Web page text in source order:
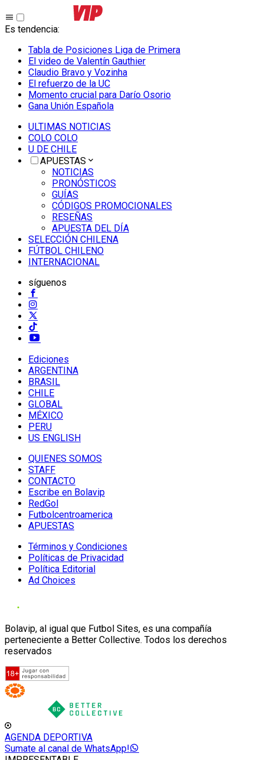
Es tendencia:
Tabla de Posiciones Liga de Primera
El video de Valentín Gauthier
Claudio Bravo y Vozinha
El refuerzo de la UC
Momento crucial para Darío Osorio
Gana Unión Española
ULTIMAS NOTICIAS
COLO COLO
U DE CHILE
APUESTAS
NOTICIAS
PRONÓSTICOS
GUÍAS
CÓDIGOS PROMOCIONALES
RESEÑAS
APUESTA DEL DÍA
SELECCIÓN CHILENA
FÚTBOL CHILENO
INTERNACIONAL
síguenos
Ediciones
ARGENTINA
BRASIL
CHILE
GLOBAL
MÉXICO
PERU
US ENGLISH
QUIENES SOMOS
STAFF
CONTACTO
Escribe en Bolavip
RedGol
Futbolcentroamerica
APUESTAS
Términos y Condiciones
Políticas de Privacidad
Política Editorial
Ad Choices
Bolavip, al igual que Futbol Sites, es una compañía
perteneciente a Better Collective. Todos los derechos
reservados
AGENDA DEPORTIVA
Sumate al canal de WhatsApp!